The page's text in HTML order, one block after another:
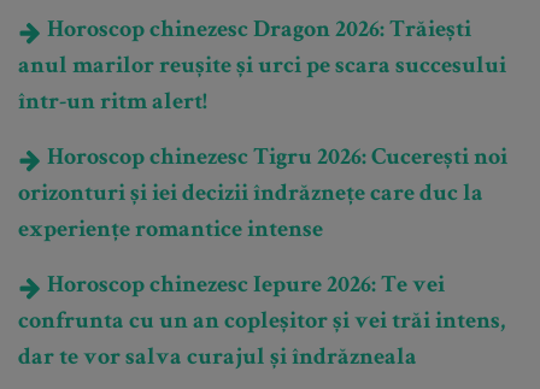
Horoscop chinezesc Dragon 2026: Trăiești
anul marilor reușite și urci pe scara succesului
într-un ritm alert!
Horoscop chinezesc Tigru 2026: Cucerești noi
orizonturi și iei decizii îndrăznețe care duc la
experiențe romantice intense
Horoscop chinezesc Iepure 2026: Te vei
confrunta cu un an copleșitor și vei trăi intens,
dar te vor salva curajul și îndrăzneala